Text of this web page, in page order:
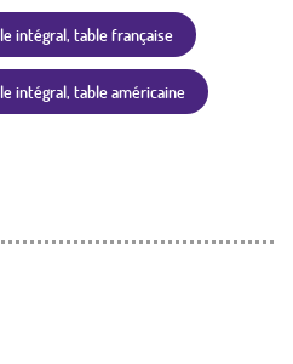
intégral, table française
intégral, table américaine